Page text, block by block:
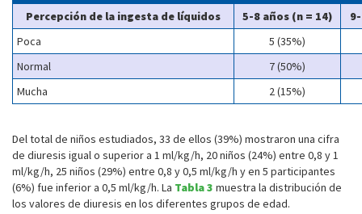
Percepción de la ingesta de líquidos
5-8 años (n = 14)
Poca
5 (35%)
Normal
7 (50%)
Mucha
2 (15%)
Del total de niños estudiados, 33 de ellos (39%) mostraron una cifra
de diuresis igual o superior a 1 ml/kg/h, 20 niños (24%) entre 0,8 y 1
ml/kg/h, 25 niños (29%) entre 0,8 y 0,5 ml/kg/h y en 5 participantes
(6%) fue inferior a 0,5 ml/kg/h. La Tabla 3 muestra la distribución de
los valores de diuresis en los diferentes grupos de edad.